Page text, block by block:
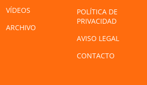
VÍDEOS
ARCHIVO
POLÍTICA DE
PRIVACIDAD
AVISO LEGAL
CONTACTO